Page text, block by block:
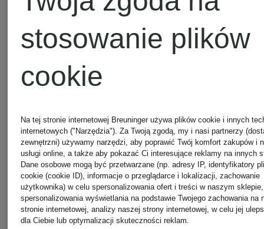
stosowanie plików
cookie
Na tej stronie internetowej Breuninger używa plików cookie i innych
internetowych ("Narzędzia"). Za Twoją zgodą, my i nasi partnerzy
zewnętrzni) używamy narzędzi, aby poprawić Twój komfort zakupów i
usługi online, a także aby pokazać Ci interesujące reklamy na innych
Dane osobowe mogą być przetwarzane (np. adresy IP, identyfikatory
cookie (cookie ID), informacje o przeglądarce i lokalizacji, zachowanie
użytkownika) w celu spersonalizowania ofert i treści w naszym sklepie,
spersonalizowania wyświetlania na podstawie Twojego zachowania na
stronie internetowej, analizy naszej strony internetowej, w celu jej
dla Ciebie lub optymalizacji skuteczności reklam.